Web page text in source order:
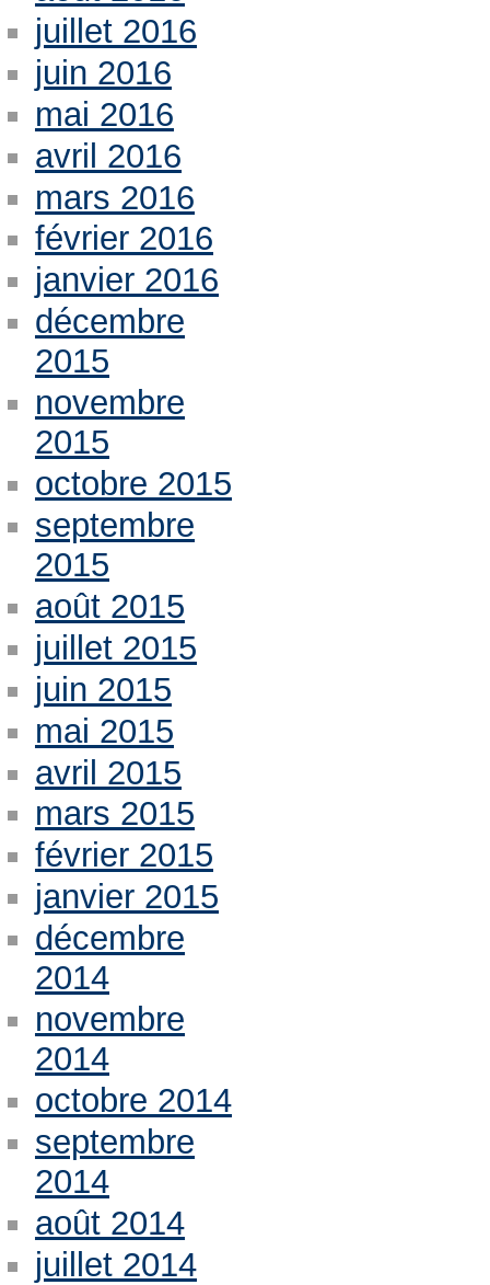
juillet 2016
juin 2016
mai 2016
avril 2016
mars 2016
février 2016
janvier 2016
décembre
2015
novembre
2015
octobre 2015
septembre
2015
août 2015
juillet 2015
juin 2015
mai 2015
avril 2015
mars 2015
février 2015
janvier 2015
décembre
2014
novembre
2014
octobre 2014
septembre
2014
août 2014
juillet 2014